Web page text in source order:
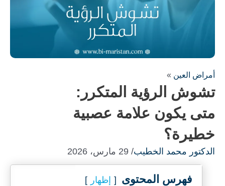
أمراض العين »
تشوش الرؤية المتكرر:
متى يكون علامة عصبية
خطيرة؟
الدكتور محمد الخطيب/ 29 مارس، 2026
فهرس المحتوى إظهار